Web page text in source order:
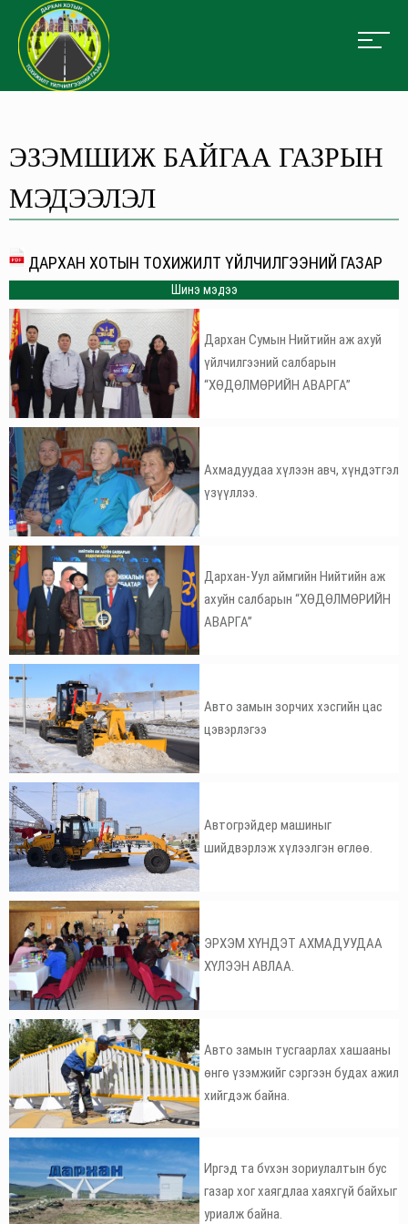
ЭЗЭМШИЖ БАЙГАА ГАЗРЫН
МЭДЭЭЛЭЛ
ДАРХАН ХОТЫН ТОХИЖИЛТ ҮЙЛЧИЛГЭЭНИЙ ГАЗАР
Шинэ мэдээ
Дархан Сумын Нийтийн аж ахуй
үйлчилгээний салбарын
“ХӨДӨЛМӨРИЙН АВАРГА”
Ахмадуудаа хүлээн авч, хүндэтгэл
үзүүллээ.
Дархан-Уул аймгийн Нийтийн аж
ахуйн салбарын “ХӨДӨЛМӨРИЙН
АВАРГА”
Авто замын зорчих хэсгийн цас
цэвэрлэгээ
Автогрэйдер машиныг
шийдвэрлэж хүлээлгэн өглөө.
ЭРХЭМ ХҮНДЭТ АХМАДУУДАА
ХҮЛЭЭН АВЛАА.
Авто замын тусгаарлах хашааны
өнгө үзэмжийг сэргээн будах ажил
хийгдэж байна.
Иргэд та бvхэн зориулалтын бус
газар хог хаягдлаа хаяхгүй байхыг
уриалж байна.